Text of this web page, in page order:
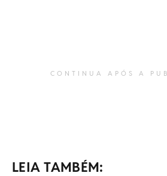
CONTINUA APÓS A
LEIA TAMBÉM: